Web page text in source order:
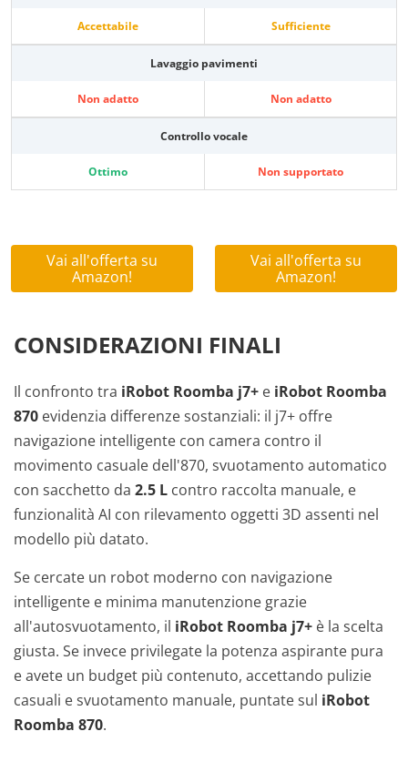
Accettabile Sufficiente
Lavaggio pavimenti
Non adatto Non adatto
Controllo vocale
Ottimo Non supportato
Vai all'offerta su
Amazon!
Vai all'offerta su
Amazon!
CONSIDERAZIONI FINALI
Il confronto tra iRobot Roomba j7+ e iRobot Roomba
870 evidenzia differenze sostanziali: il j7+ offre
navigazione intelligente con camera contro il
movimento casuale dell'870, svuotamento automatico
con sacchetto da 2.5 L contro raccolta manuale, e
funzionalità AI con rilevamento oggetti 3D assenti nel
modello più datato.
Se cercate un robot moderno con navigazione
intelligente e minima manutenzione grazie
all'autosvuotamento, il iRobot Roomba j7+ è la scelta
giusta. Se invece privilegate la potenza aspirante pura
e avete un budget più contenuto, accettando pulizie
casuali e svuotamento manuale, puntate sul iRobot
Roomba 870.